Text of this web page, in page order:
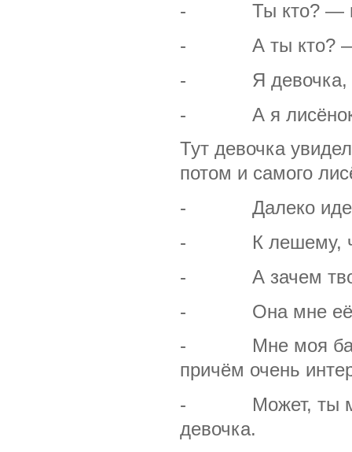
- Ты кто? —
- А ты кто? —
- Я девочка, —
- А я лисёнок, —
Тут девочка
потом и самого
- Далеко
- К лешему,
- А зачем твоей
- Она мне её на
- Мне моя
причём очень
- Может, ты мне
девочка.